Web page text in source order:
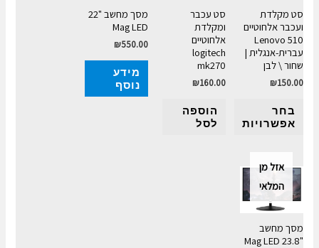
סט מקלדת
ועכבר אלחוטיים
Lenovo 510
עברית-אנגלית |
שחור \ לבן
₪150.00
בחר
אפשרויות
סט עכבר
ומקלדת
אלחוטיים
logitech
mk270
₪160.00
הוספה
לסל
מסך מחשב "22
Mag LED
₪550.00
מידע
נוסף
אזל מן
המלאי
מסך מחשב
"23.8 Mag LED